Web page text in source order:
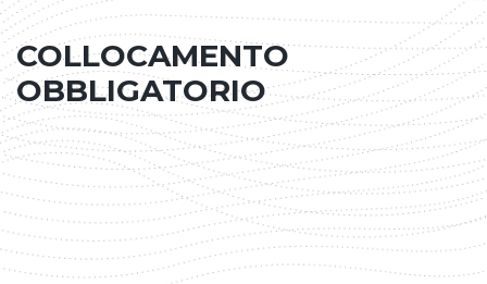
COLLOCAMENTO
OBBLIGATORIO